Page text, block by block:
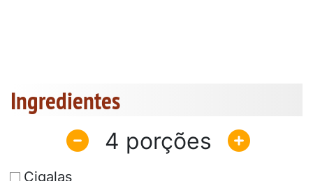
Ingredientes
4
Cigalas